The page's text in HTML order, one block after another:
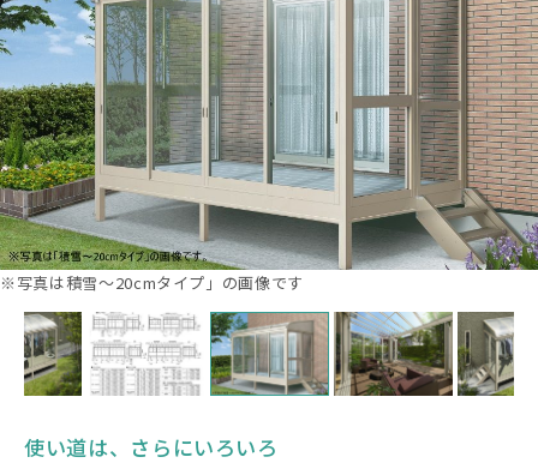
※写真は積雪～20cmタイプ」の画像です
使い道は、さらにいろいろ